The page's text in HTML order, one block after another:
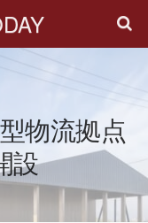
物流拠点
設